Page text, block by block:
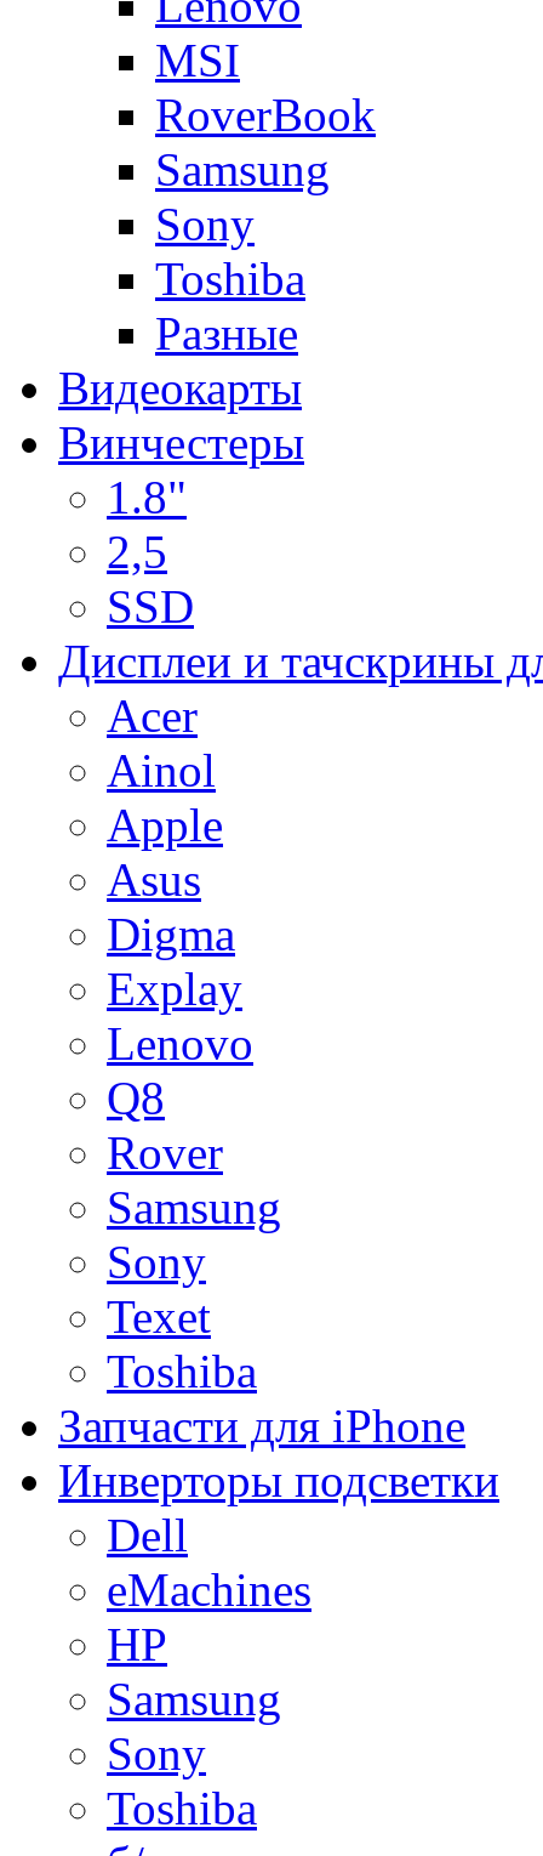
MSI
RoverBook
Samsung
Sony
Toshiba
Разные
Видеокарты
Винчестеры
1.8"
2,5
SSD
Дисплеи и тачскрины
Acer
Ainol
Apple
Asus
Digma
Explay
Lenovo
Q8
Rover
Samsung
Sony
Texet
Toshiba
Запчасти для iPhone
Инверторы подсветки
Dell
eMachines
HP
Samsung
Sony
Toshiba